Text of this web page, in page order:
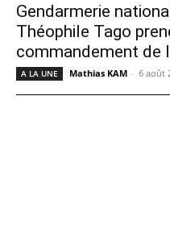
Gendarmerie
Théophile Tago
commandement de
A LA UNE Mathias KAM - 6 août